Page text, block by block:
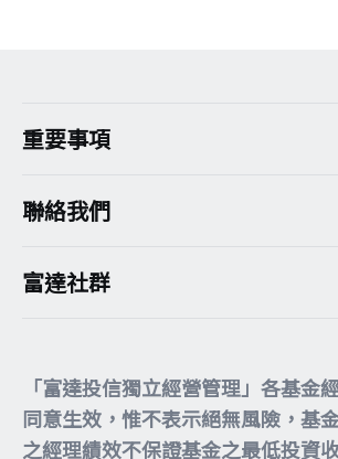
重要事項
聯絡我們
富達社群
「富達投信獨立經營管理」各基金
同意生效，惟不表示絕無風險，基
之經理績效不保證基金之最低投資